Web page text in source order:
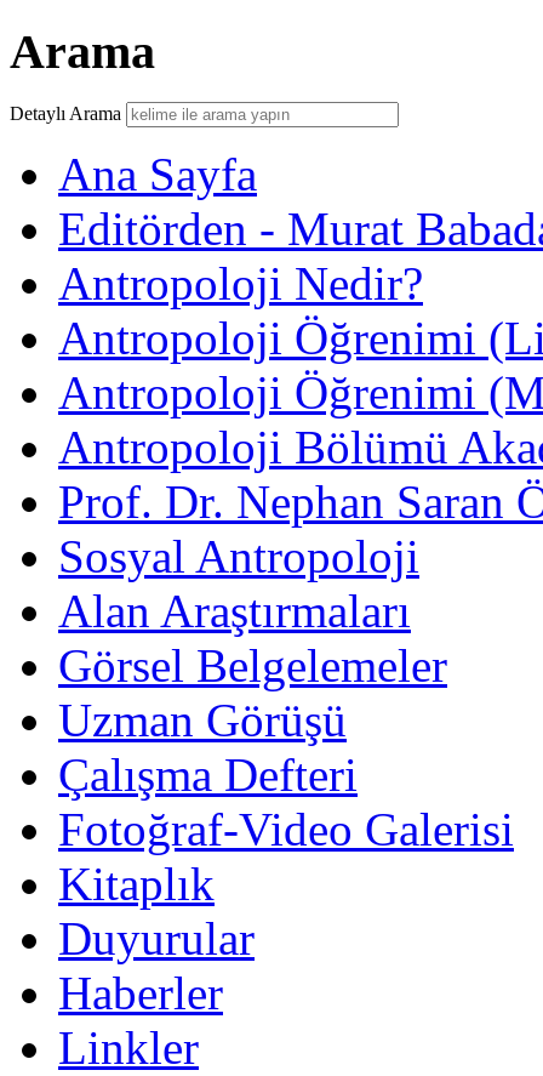
Arama
Detaylı Arama
Ana Sayfa
Editörden - Murat
Antropoloji Nedir?
Antropoloji Öğrenimi
Antropoloji Öğrenimi
Antropoloji Bölümü
Prof. Dr. Nephan Saran
Sosyal Antropoloji
Alan Araştırmaları
Görsel Belgelemeler
Uzman Görüşü
Çalışma Defteri
Fotoğraf-Video Galerisi
Kitaplık
Duyurular
Haberler
Linkler